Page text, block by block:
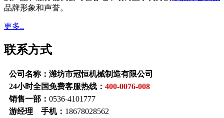
品牌形象和声誉。
更多..
联系方式
公司名称：潍坊市冠恒机械制造有限公司
24小时全国免费客服热线： 400-0076-008
销售一部： 0536-4101777
游经理 手机： 18678028562